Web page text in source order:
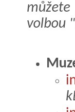
volbou